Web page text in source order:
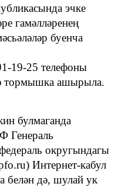
эчке
гамәлләренең
буенча
19-25 телефоны
тормышка ашырыла.
булмаганда
Генераль
округындагы
Интернет-кабул
белән дә, шулай ук